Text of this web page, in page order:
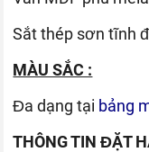
Sắt thép sơn tĩnh
MÀU SẮC :
Đa dạng tại bảng
THÔNG TIN ĐẶT